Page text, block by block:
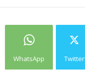
WhatsApp Twitter